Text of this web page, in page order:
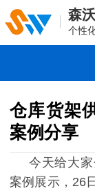
森
个性
仓库货架
案例分享
今天给大
案例展示， 26